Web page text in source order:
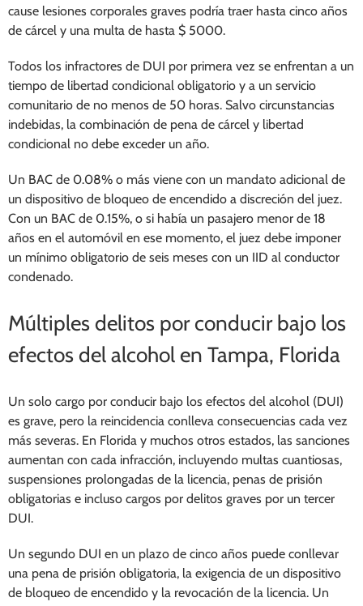
cause lesiones corporales graves podría traer hasta cinco años
de cárcel y una multa de hasta $ 5000.
Todos los infractores de DUI por primera vez se enfrentan a un
tiempo de libertad condicional obligatorio y a un servicio
comunitario de no menos de 50 horas. Salvo circunstancias
indebidas, la combinación de pena de cárcel y libertad
condicional no debe exceder un año.
Un BAC de 0.08% o más viene con un mandato adicional de
un dispositivo de bloqueo de encendido a discreción del juez.
Con un BAC de 0.15%, o si había un pasajero menor de 18
años en el automóvil en ese momento, el juez debe imponer
un mínimo obligatorio de seis meses con un IID al conductor
condenado.
Múltiples delitos por conducir bajo los
efectos del alcohol en Tampa, Florida
Un solo cargo por conducir bajo los efectos del alcohol (DUI)
es grave, pero la reincidencia conlleva consecuencias cada vez
más severas. En Florida y muchos otros estados, las sanciones
aumentan con cada infracción, incluyendo multas cuantiosas,
suspensiones prolongadas de la licencia, penas de prisión
obligatorias e incluso cargos por delitos graves por un tercer
DUI.
Un segundo DUI en un plazo de cinco años puede conllevar
una pena de prisión obligatoria, la exigencia de un dispositivo
de bloqueo de encendido y la revocación de la licencia. Un